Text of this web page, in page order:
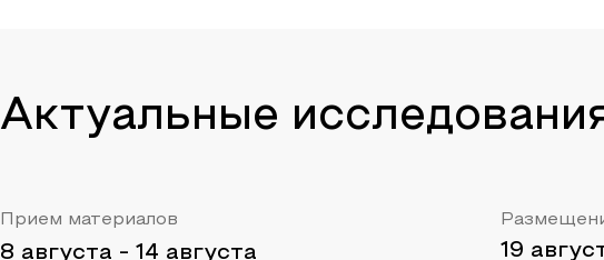
Актуальные
Прием материалов
8 августа - 14 августа
19